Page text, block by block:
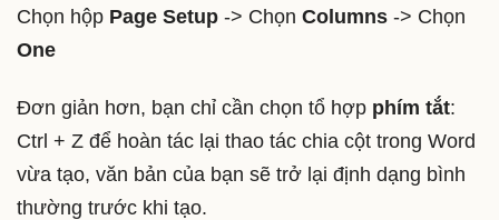
Chọn hộp Page Setup -> Chọn Columns -> Chọn
One
Đơn giản hơn, bạn chỉ cần chọn tổ hợp phím tắt:
Ctrl + Z để hoàn tác lại thao tác chia cột trong Word
vừa tạo, văn bản của bạn sẽ trở lại định dạng bình
thường trước khi tạo.